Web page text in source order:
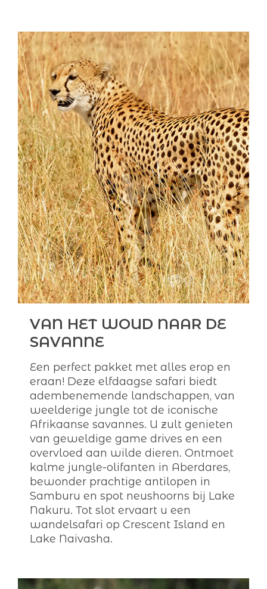
VAN HET WOUD NAAR DE
SAVANNE
Een perfect pakket met alles erop en
eraan! Deze elfdaagse safari biedt
adembenemende landschappen, van
weelderige jungle tot de iconische
Afrikaanse savannes. U zult genieten
van geweldige game drives en een
overvloed aan wilde dieren. Ontmoet
kalme jungle-olifanten in Aberdares,
bewonder prachtige antilopen in
Samburu en spot neushoorns bij Lake
Nakuru. Tot slot ervaart u een
wandelsafari op Crescent Island en
Lake Naivasha.